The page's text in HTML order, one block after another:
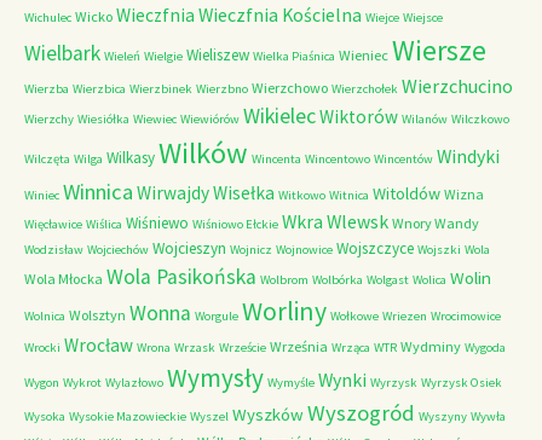
Wichulec Wicko Wieczfnia Wieczfnia Kościelna Wiejce Wiejsce
Wielbark Wieleń Wielgie Wieliszew Wielka Piaśnica Wieniec Wiersze
Wierzba Wierzbica Wierzbinek Wierzbno Wierzchowo Wierzchołek Wierzchucino
Wierzchy Wiesiółka Wiewiec Wiewiórów WikielecWiktorów Wilanów Wilczkowo
Wilczęta Wilga WilkasyWilków Wincenta Wincentowo Wincentów Windyki
Winiec Winnica WirwajdyWisełka Witkowo Witnica Witoldów Wizna
Więcławice Wiślica Wiśniewo Wiśniowo Ełckie Wkra Wlewsk Wnory Wandy
Wodzisław Wojciechów Wojcieszyn Wojnicz Wojnowice Wojszczyce Wojszki Wola
Wola Młocka Wola Pasikońska Wolbrom Wolbórka Wolgast Wolica Wolin
Wolnica Wolsztyn Wonna Worgule Worliny Wołkowe Wriezen Wrocimowice
Wrocki Wrocław Wrona Wrzask Wrzeście Września Wrząca WTR Wydminy Wygoda
Wygon Wykrot Wylazłowo Wymysły Wymyśle Wynki Wyrzysk Wyrzysk Osiek
Wysoka Wysokie Mazowieckie Wyszel WyszkówWyszogród Wyszyny Wywła